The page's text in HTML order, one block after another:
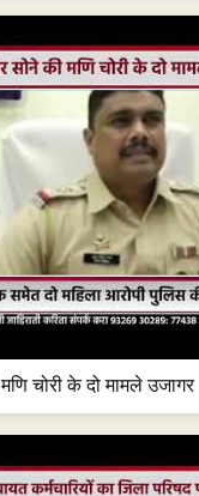
चोरी के दो मामले उजागर